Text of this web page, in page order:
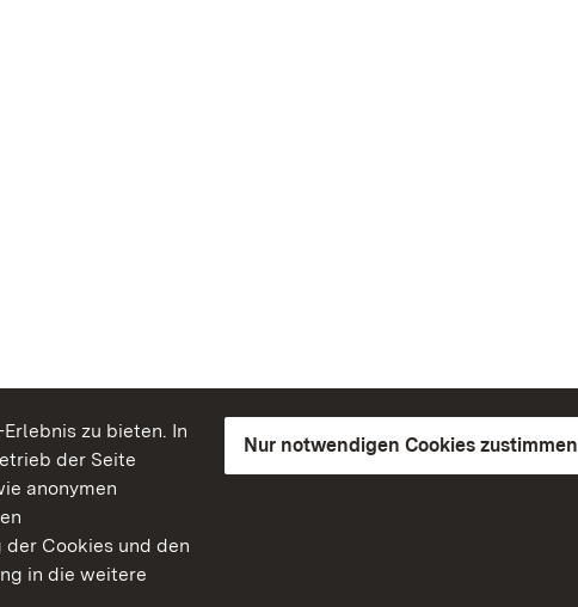
zu bieten. In
der Seite
anonymen
Cookies und den
in die weitere
Nur notwendigen Cookies zustimmen